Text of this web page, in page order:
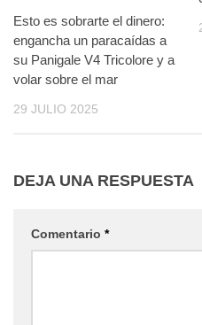
Esto es sobrarte el dinero:
engancha un paracaídas a
su Panigale V4 Tricolore y a
volar sobre el mar
29 JULIO 2025
DEJA UNA RESPUESTA
Comentario *